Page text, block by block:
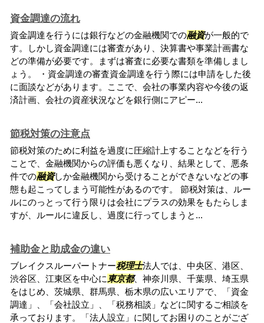
資金調達の流れ
資金調達を行うには銀行などの金融機関での融資が一般的で
す。しかし資金調達には審査があり、決算書や事業計画書な
どの準備が必要です。まずは審査に必要な書類を準備しまし
ょう。 ・資金調達の審査資金調達を行う際には申請をした後
に面談などがあります。ここで、会社の事業内容や今後の返
済計画、会社の資産状況などを銀行側にアピー...
節税対策の注意点
節税対策のために利益を過度に圧縮計上することなどを行う
ことで、金融機関からの評価も悪くなり、結果として、悪条
件での融資しか金融機関から受けることができないなどの事
態も起こってしまう可能性があるのです。 節税対策は、ルー
ルにのっとって行う限りは会社にプラスの効果をもたらしま
すが、ルールに違反し、過度に行ってしまうと...
補助金と助成金の違い
ブレイクスルーパートナー税理士法人では、中央区、港区、
渋谷区、江東区を中心に 東京都、神奈川県、千葉県、埼玉県
をはじめ、茨城県、群馬県、栃木県の広いエリアで、「資金
調達」、「会社設立」、「税務相談」などに関するご相談を
承っております。「法人設立」に関してお困りのことがござ